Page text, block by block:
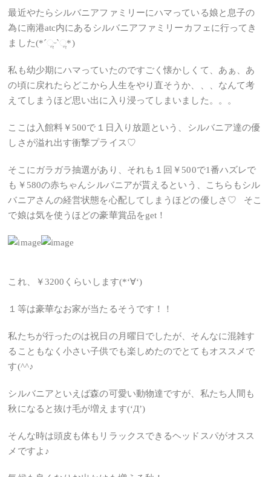
最近やたらシルバニアファミリーにハマっている娘と息子の
為に南港atc内にあるシルバニアファミリーカフェに行ってき
ました(*ˊૢᵕˋૢ*)
私も幼少期にハマっていたのですごく懐かしくて、あぁ、あ
の頃に戻れたらどこから人生をやり直そうか、、、なんて考
えてしまうほど思い出に入り浸ってしまいました。。。
ここは入館料￥500で１日入り放題という、シルバニア達の優
しさが溢れ出す衝撃プライス♡
そこにガラガラ抽選があり、それも１回￥500で1番ハズレで
も￥580の赤ちゃんシルバニアが貰えるという、こちらもシル
バニアさんの経営状態を心配してしまうほどの優しさ♡ そこ
で娘は気を使うほどの豪華賞品をget！
これ、￥3200くらいします(*‘∀‘)
１等は豪華なお家が当たるそうです！！
私たちが行ったのは祝日の月曜日でしたが、そんなに混雑す
ることもなく小さい子供でも楽しめたのでとてもオススメで
す(^^♪
シルバニアといえば森の可愛い動物達ですが、私たち人間も
秋になると抜け毛が増えます(‘Д’)
そんな時は頭皮も体もリラックスできるヘッドスパがオスス
メですよ♪